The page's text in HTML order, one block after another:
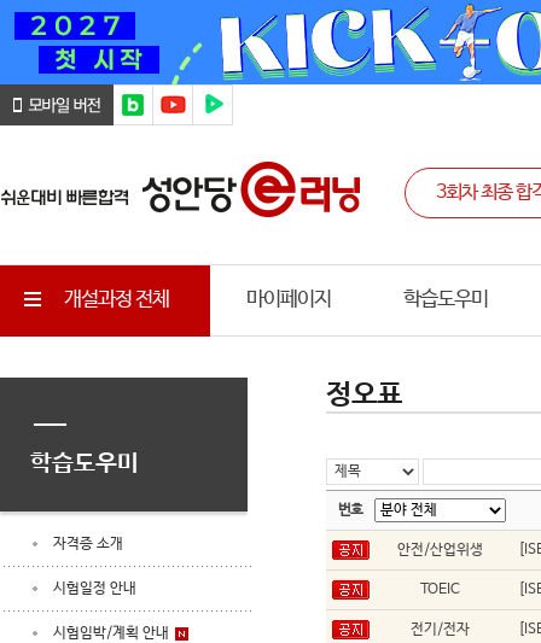
개설과정 전체 마이페이지 학습도우미
학습도우미
자격증 소개
시험일정 안내
시험임박/계획 안내
정오표
번호
안전/산업위생
TOEIC
전기/전자